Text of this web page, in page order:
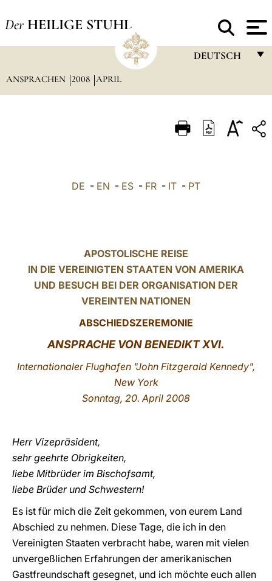
Der HEILIGE STUHL
DEUTSCH
ITALIANO
中文
LATINE
ANSPRACHEN 2008 APRIL
DE - EN - ES - FR - IT - PT
APOSTOLISCHE REISE
IN DIE VEREINIGTEN STAATEN VON AMERIKA
UND BESUCH BEI DER ORGANISATION DER
VEREINTEN NATIONEN
ABSCHIEDSZEREMONIE
ANSPRACHE VON BENEDIKT XVI.
Internationaler Flughafen "John Fitzgerald Kennedy",
New York
Sonntag, 20. April 2008
Herr Vizepräsident,
sehr geehrte Obrigkeiten,
liebe Mitbrüder im Bischofsamt,
liebe Brüder und Schwestern!
Es ist für mich die Zeit gekommen, von eurem Land
Abschied zu nehmen. Diese Tage, die ich in den
Vereinigten Staaten verbracht habe, waren mit vielen
unvergeßlichen Erfahrungen der amerikanischen
Gastfreundschaft gesegnet, und ich möchte euch allen